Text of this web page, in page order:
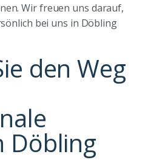
Wir freuen uns darauf,
bei uns in Döbling
den Weg
Döbling